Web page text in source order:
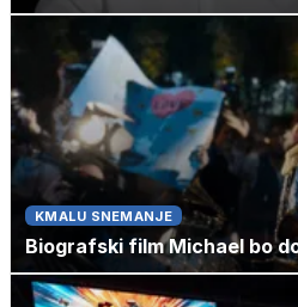
KMALU SNEMANJE
Biografski film Michael bo